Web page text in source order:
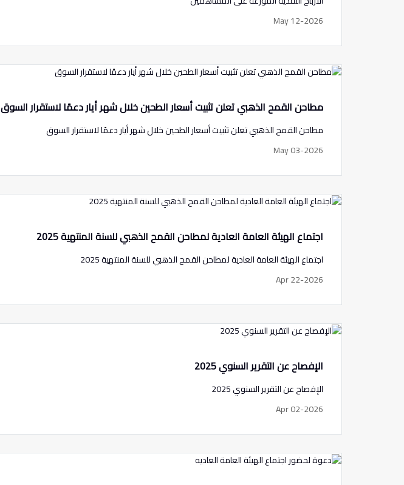
May 12-2026
مطاحن القمح الذهبي تعلن تثبيت أسعار الطحين خلال شهر أيار دعمًا لاستقرار السوق
مطاحن القمح الذهبي تعلن تثبيت أسعار الطحين خلال شهر أيار دعمًا لاستقرار السوق
May 03-2026
اجتماع الهيئة العامة العادية لمطاحن القمح الذهبي للسنة المنتهية 2025
اجتماع الهيئة العامة العادية لمطاحن القمح الذهبي للسنة المنتهية 2025
Apr 22-2026
الإفصاح عن التقرير السنوي 2025
الإفصاح عن التقرير السنوي 2025
Apr 02-2026